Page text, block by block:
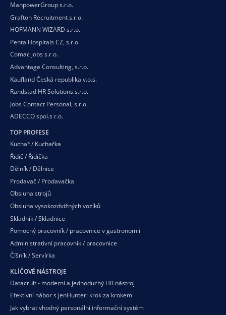
ManpowerGroup s.r.o.
Grafton Recruitment s.r.o.
HOFMANN WIZARD s.r.o.
Penta Hospitals CZ, s.r.o.
Comac jobs s.r.o.
Advantage Consulting, s.r.o.
Kaufland Česká republika v.o.s.
Randstad HR Solutions s.r.o.
Jobs Contact Personal, s.r.o.
ADECCO spol.s r.o.
TOP PROFESE
Kuchař / Kuchařka
Řidič / Řidička
Dělník / Dělnice
Prodavač / Prodavačka
Obsluha strojů
Obsluha vysokozdvižných vozíků
Skladník / Skladnice
Pomocný pracovník / pracovnice v gastronomii
Administrativní pracovník / pracovnice
Číšník / Servírka
KLÍČOVÉ NÁSTROJE
Datacruit - moderní a jednoduchý HR nástroj
Efektivní nábor s jenHunter: krok za krokem
Jak vybrat vhodný personální informační systém